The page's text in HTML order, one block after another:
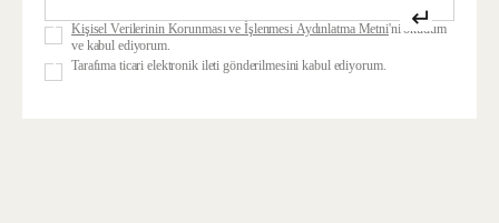
Kişisel Verilerinin Korunması ve İşlenmesi Aydınlatma Metni'ni okudum
ve kabul ediyorum.
Tarafıma ticari elektronik ileti gönderilmesini kabul ediyorum.
↵